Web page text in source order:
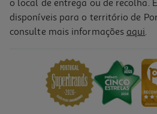
Laboratorio De Mecânica Clementoni
16,99 €
o local de entrega ou de recolha.
disponíveis para o território de
consulte mais informações aqui.